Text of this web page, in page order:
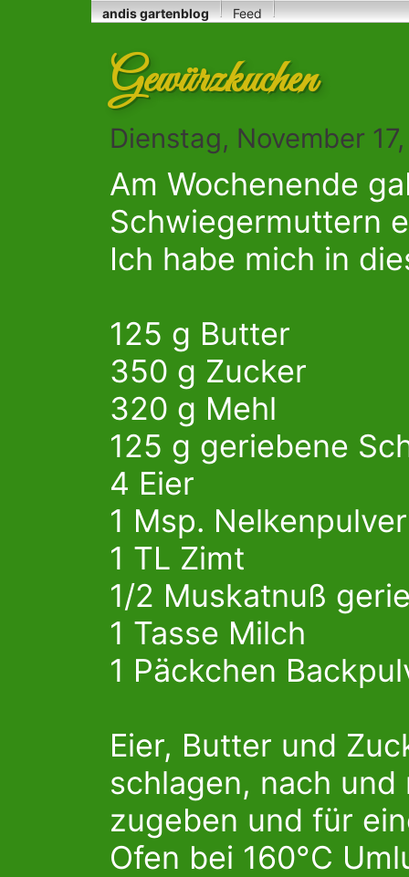
andis gartenblog Feed
Gewürzkuchen
Dienstag, November
Am Wochenende
Schwiegermuttern
Ich habe mich in
125 g Butter
350 g Zucker
320 g Mehl
125 g geriebene
4 Eier
1 Msp. Nelkenpulver
1 TL Zimt
1/2 Muskatnuß
1 Tasse Milch
1 Päckchen
Eier, Butter und
schlagen, nach und
zugeben und für
Ofen bei 160°C